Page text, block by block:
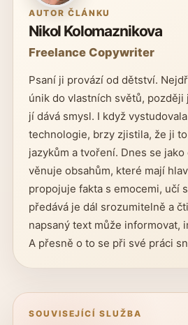
AUTOR ČLÁNKU
Nikol Kolomaznikova
Freelance Copywriter
Psaní ji provází od dětství.
únik do vlastních světů, později
jí dává smysl. I když
technologie, brzy zjistila, že ji
jazykům a tvoření. Dnes se
věnuje obsahům, které mají
propojuje fakta s emocemi, učí
předává je dál srozumitelně a
napsaný text může informovat,
A přesně o to se při své práci
SOUVISEJÍCÍ SLUŽBA